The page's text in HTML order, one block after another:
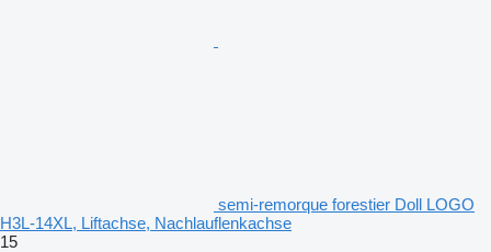
semi-remorque forestier Doll LOGO
H3L-14XL, Liftachse, Nachlauflenkachse
15